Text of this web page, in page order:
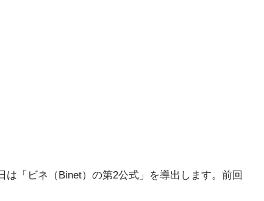
「ビネ（Binet）の第2公式」を導出します。前回